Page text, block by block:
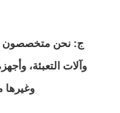
ج: نحن متخصصون
وآلات التعبئة،
وغيرها